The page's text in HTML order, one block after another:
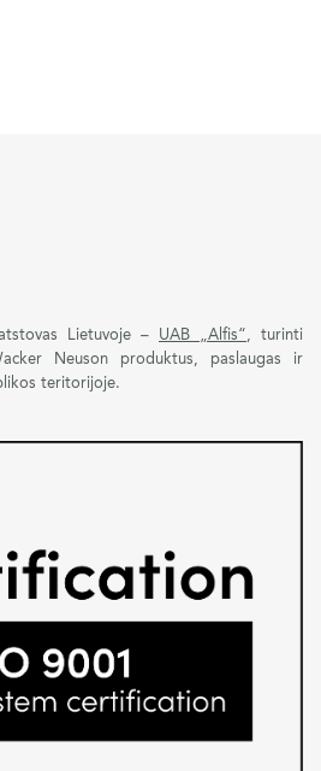
Lietuvoje – UAB „Alfis“, turinti
Neuson produktus, paslaugas ir
teritorijoje.